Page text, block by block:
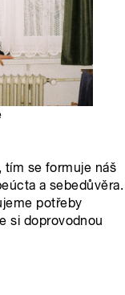
tím se formuje náš
a sebedůvěra.
potřeby
si doprovodnou